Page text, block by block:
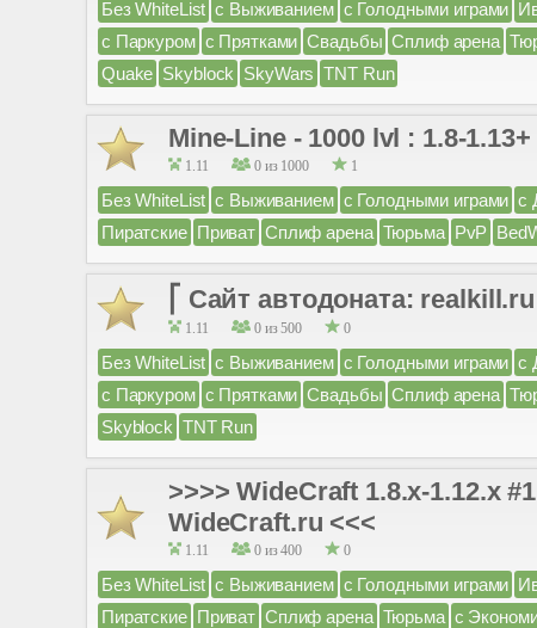
Без WhiteList с Выживанием с Голодными играми
с Паркуром с Прятками Свадьбы Сплиф арена
Quake Skyblock SkyWars TNT Run
Mine-Line - 1000 lvl : 1.8-1.13+
1.11 0 из 1000 1
Без WhiteList с Выживанием с Голодными играми с
Пиратские Приват Сплиф арена Тюрьма PvP
⎡ Сайт автодоната:
1.11 0 из 500 0
Без WhiteList с Выживанием с Голодными играми с
с Паркуром с Прятками Свадьбы Сплиф арена
Skyblock TNT Run
>>>> WideCraft 1.8.x-1.12.x
WideCraft.ru <<<
1.11 0 из 400 0
Без WhiteList с Выживанием с Голодными играми
Пиратские Приват Сплиф арена Тюрьма с